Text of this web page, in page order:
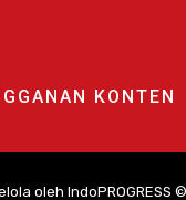
KONTEN
oleh IndoPROGRESS